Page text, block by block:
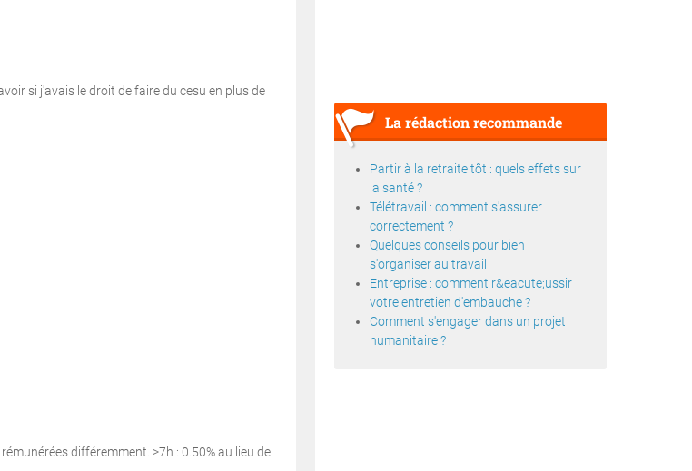
si j'avais le droit de faire du cesu en plus de
différemment. >7h : 0.50% au lieu de
La rédaction recommande
Partir à la retraite tôt : quels effets sur
la santé ?
Télétravail : comment s'assurer
correctement ?
Quelques conseils pour bien
s'organiser au travail
Entreprise : comment r&eacute;ussir
votre entretien d'embauche ?
Comment s'engager dans un projet
humanitaire ?